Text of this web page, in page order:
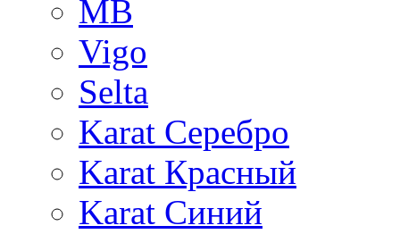
MB
Vigo
Selta
Karat Серебро
Karat Красный
Karat Синий